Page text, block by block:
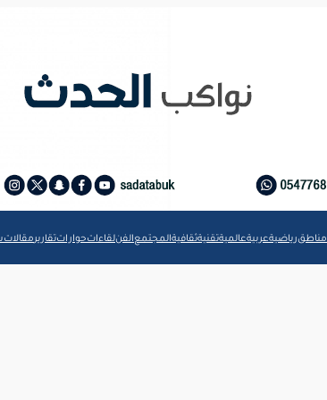
مناطقرياضيةعربيةعالميةتقنيةثقافيةالمجتمعالفنلقاءاتحواراتتقاريرمقالات